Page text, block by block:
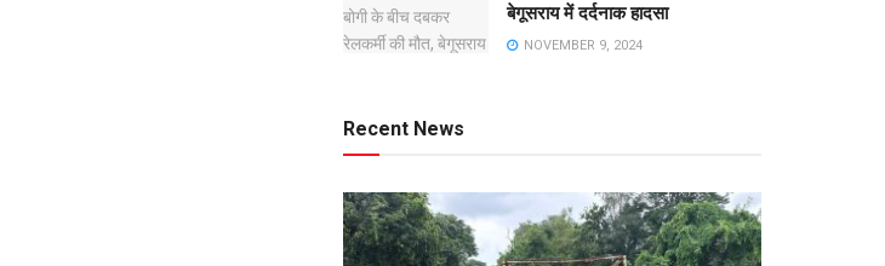
बेगूसराय में दर्दनाक हादसा
NOVEMBER 9, 2024
Recent News